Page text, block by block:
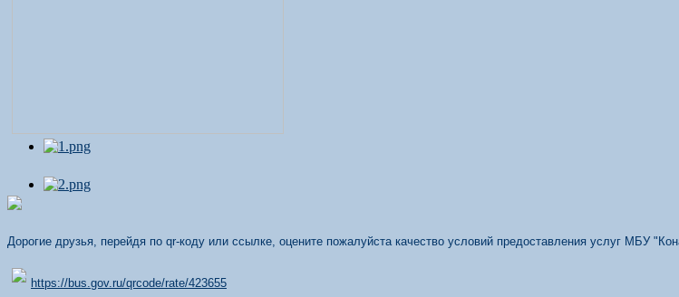
Дорогие друзья, перейдя по qr-коду или ссылке, оцените пожалуйста качество условий предоставления услуг МБУ
https://bus.gov.ru/qrcode/rate/423655